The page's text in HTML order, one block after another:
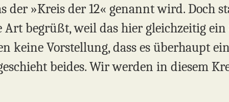
der »Kreis der 12« genannt wird. Doch
Art begrüßt, weil das hier gleichzeitig
keine Vorstellung, dass es überhaupt
beides. Wir werden in diesem